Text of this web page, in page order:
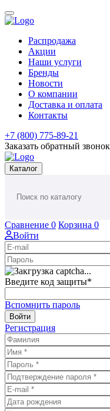
Распродажа
Акции
Наши услуги
Бренды
Новости
О компании
Доставка и оплата
Контакты
+7 (800) 775-89-21
Заказать обратный звонок
Каталог
Сравнение 0 Корзина 0
Войти
Введите код защиты*
Вспомнить пароль
Войти
Регистрация